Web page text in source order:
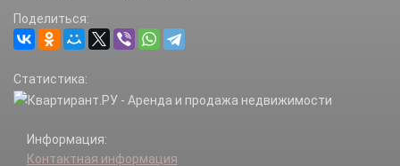
Поделиться:
Статистика:
Информация:
Контактная информация